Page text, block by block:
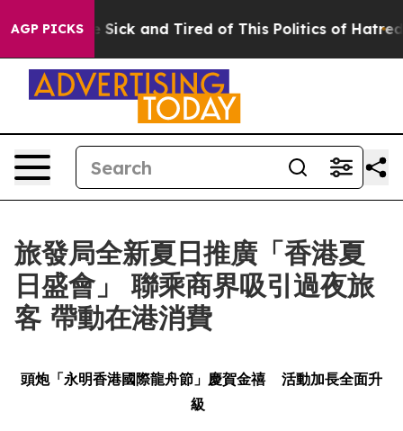
AGP PICKS
Are Sick and Tired of This Politics of Hatred” The
旅發局全新夏日推廣「香港夏
日盛會」 聯乘商界吸引過夜旅
客 帶動在港消費
頭炮「永明香港國際龍舟節」慶賀金禧
活動加長全面升
級